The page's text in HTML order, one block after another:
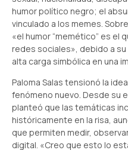
humor político negro; el
vinculado a los memes.
«el humor “memético” es el
redes sociales», debido a
alta carga simbólica en una
Paloma Salas tensionó la
fenómeno nuevo. Desde su
planteó que las temáticas
históricamente en la risa,
que permiten medir,
digital. «Creo que esto lo